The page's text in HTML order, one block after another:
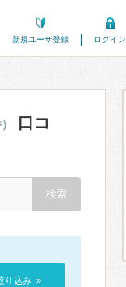
新規ユーザ登録 ログイン
口コ
り込み »